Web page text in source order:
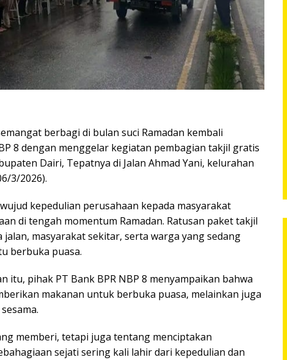
berbagi di bulan suci Ramadan kembali
8 dengan menggelar kegiatan pembagian takjil gratis
Dairi, Tepatnya di Jalan Ahmad Yani, kelurahan
3/2026).
kepedulian perusahaan kepada masyarakat
di tengah momentum Ramadan. Ratusan paket takjil
masyarakat sekitar, serta warga yang sedang
berbuka puasa.
itu, pihak PT Bank BPR NBP 8 menyampaikan bahwa
makanan untuk berbuka puasa, melainkan juga
memberi, tetapi juga tentang menciptakan
sejati sering kali lahir dari kepedulian dan